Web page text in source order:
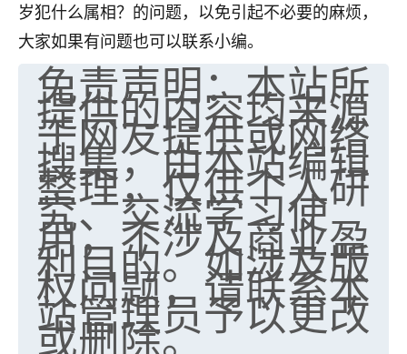
岁犯什么属相？的问题，以免引起不必要的麻烦，
大家如果有问题也可以联系小编。
免责声明：本站所
提供的内容均来源
于网友提供或网络
搜集，由本站编辑
整理，仅供个人研
究、交流学习使
用，不涉及商业盈
利目的。如涉及版
权问题，请联系本
站管理员予以更改
或删除。